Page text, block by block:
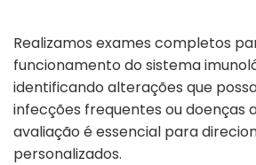
Realizamos exames completos
funcionamento do sistema
identificando alterações que
infecções frequentes ou doenças
avaliação é essencial para
personalizados.